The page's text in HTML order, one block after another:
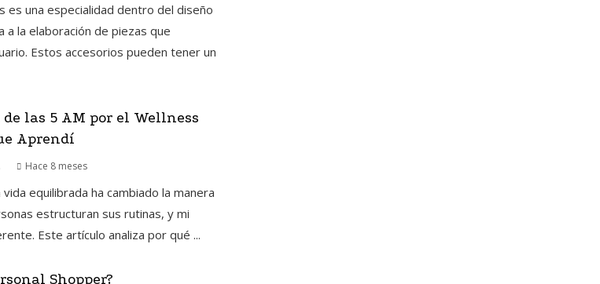
es una especialidad dentro del diseño
a la elaboración de piezas que
Estos accesorios pueden tener un
de las 5 AM por el Wellness
Aprendí
Hace 8 meses
equilibrada ha cambiado la manera
estructuran sus rutinas, y mi
Este artículo analiza por qué ...
Shopper?